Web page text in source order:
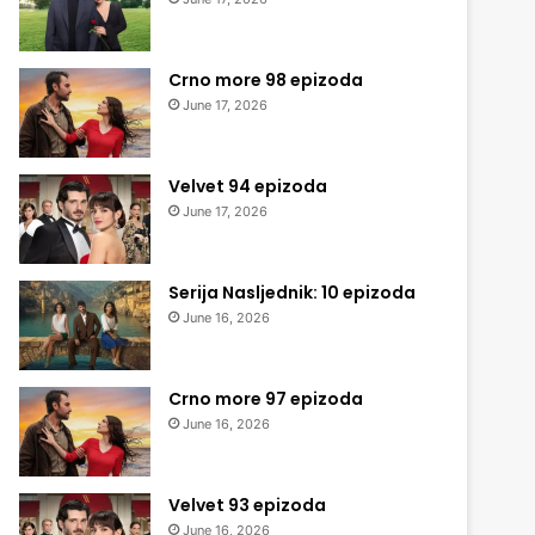
Crno more 98 epizoda
June 17, 2026
Velvet 94 epizoda
June 17, 2026
Serija Nasljednik: 10 epizoda
June 16, 2026
Crno more 97 epizoda
June 16, 2026
Velvet 93 epizoda
June 16, 2026